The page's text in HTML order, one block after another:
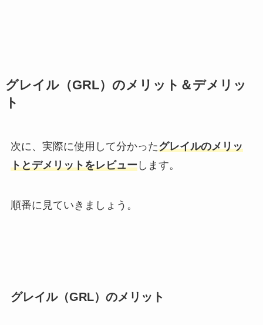
グレイル（GRL）のメリット＆デメリッ
ト
次に、実際に使用して分かったグレイルのメリッ
トとデメリットをレビューします。
順番に見ていきましょう。
グレイル（GRL）のメリット